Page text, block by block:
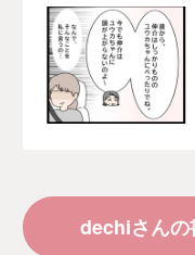
dechiさんの